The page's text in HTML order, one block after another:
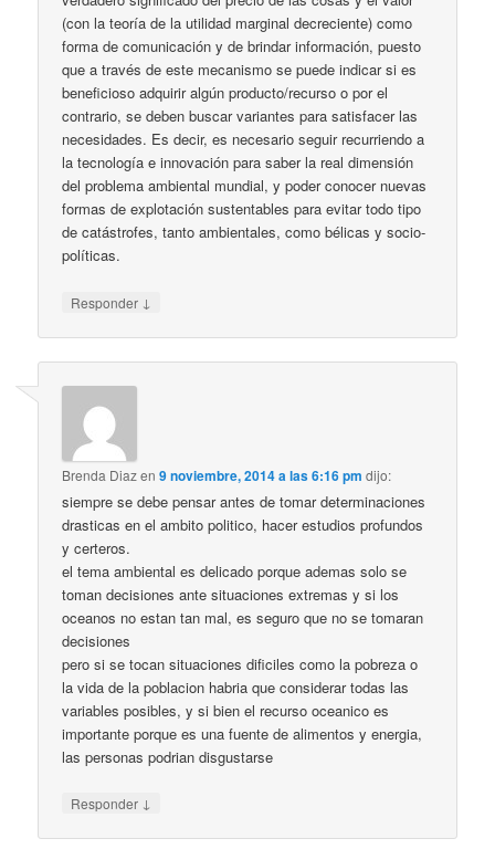
(con la teoría de la utilidad marginal decreciente) como
forma de comunicación y de brindar información, puesto
que a través de este mecanismo se puede indicar si es
beneficioso adquirir algún producto/recurso o por el
contrario, se deben buscar variantes para satisfacer las
necesidades. Es decir, es necesario seguir recurriendo a
la tecnología e innovación para saber la real dimensión
del problema ambiental mundial, y poder conocer nuevas
formas de explotación sustentables para evitar todo tipo
de catástrofes, tanto ambientales, como bélicas y socio-
políticas.
Responder ↓
Brenda Diazen9 noviembre, 2014 a las 6:16 pm dijo:
siempre se debe pensar antes de tomar determinaciones
drasticas en el ambito politico, hacer estudios profundos
y certeros.
el tema ambiental es delicado porque ademas solo se
toman decisiones ante situaciones extremas y si los
oceanos no estan tan mal, es seguro que no se tomaran
decisiones
pero si se tocan situaciones dificiles como la pobreza o
la vida de la poblacion habria que considerar todas las
variables posibles, y si bien el recurso oceanico es
importante porque es una fuente de alimentos y energia,
las personas podrian disgustarse
Responder ↓